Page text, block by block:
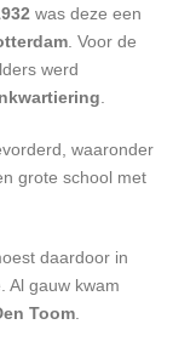
was deze een
. Voor de
werd
waaronder
grote school met
daardoor in
Al gauw kwam
Toom